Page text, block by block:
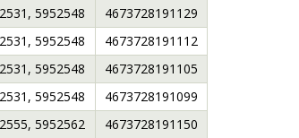
5952548
4673728191129
5952548
4673728191112
5952548
4673728191105
5952548
4673728191099
5952562
4673728191150